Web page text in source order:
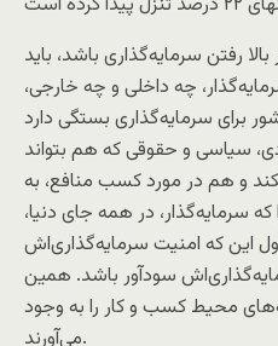
رفتن سرمایه‌گذاری باشد، باید
چه داخلی و چه خارجی،
برای سرمایه‌گذاری بستگی دارد
سیاسی و حقوقی که هم بتواند
و هم در مورد کسب منافع، به
سرمایه‌گذار، در همه جای دنیا،
این که امنیت سرمایه‌گذاری‌اش
سودآور باشد. همین
محیط کسب و کار را به وجود
می‌آورند.